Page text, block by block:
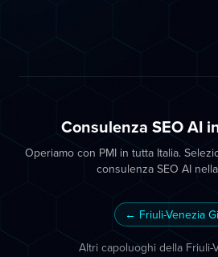
Consulenza SEO AI
Operiamo con PMI in tutta Italia.
consulenza SEO AI
← Friuli-Venezia
Altri capoluoghi della Friuli-